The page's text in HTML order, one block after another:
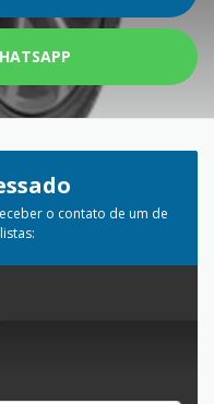
o contato de um de